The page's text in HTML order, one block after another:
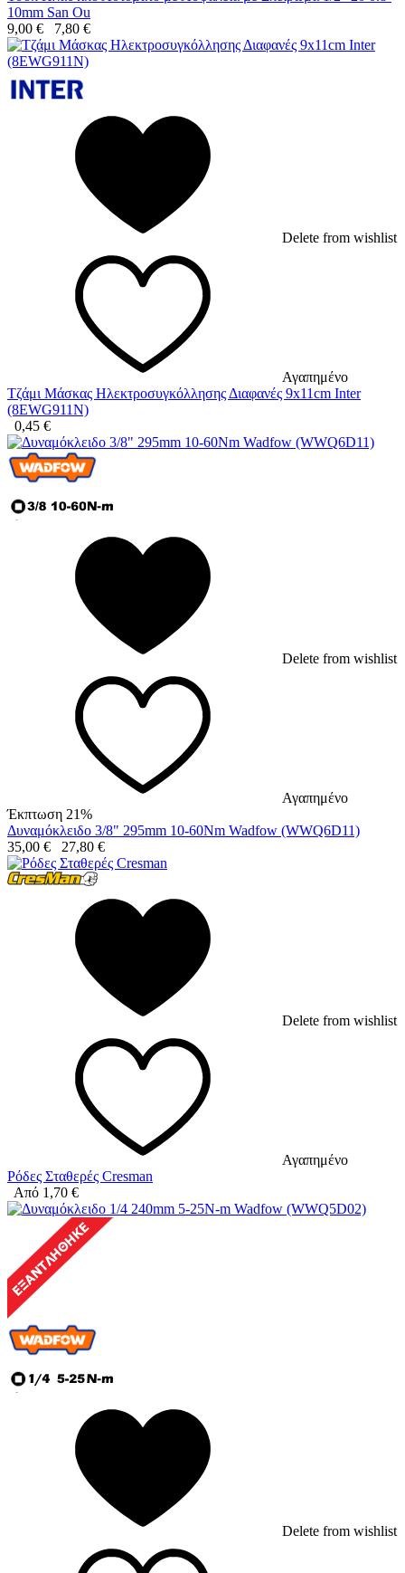
10mm San Ou
9,00 € 7,80 €
Delete from wishlist
Αγαπημένο
Τζάμι Μάσκας Ηλεκτροσυγκόλλησης Διαφανές 9x11cm Inter
(8EWG911N)
0,45 €
Delete from wishlist
Αγαπημένο
Έκπτωση 21%
Δυναμόκλειδο 3/8" 295mm 10-60Nm Wadfow (WWQ6D11)
35,00 € 27,80 €
Delete from wishlist
Αγαπημένο
Ρόδες Σταθερές Cresman
Από 1,70 €
Delete from wishlist